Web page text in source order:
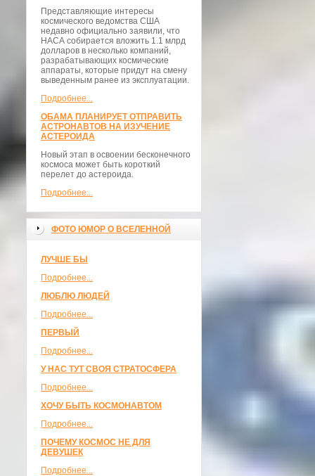
Представляющие интересы
космического ведомства США
недавно официально заявили, что
НАСА собирается вложить 1.1 млрд
долларов в несколько компаний,
разрабатывающих космические
аппараты, которые придут на смену
выведенным ранее из эксплуатации.
Подробнее...
ОБАМА ПЛАНИРУЕТ ОТПРАВИТЬ
АСТРОНАВТОВ НА ИЗУЧЕНИЕ
АСТЕРОИДА
Новый этап в освоении бесконечного
космоса может быть короткий
перелет до астероида.
Подробнее...
ФОТО ЮМОР О ВСЕЛЕННОЙ
ЛУЧШЕ БЫ
Подробнее...
ЛЮБЛЮ ЛЮДЕЙ
Подробнее...
ПЕРВЫЙ
Подробнее...
У НАС ТУТ СВОЯ СТРАТОСФЕРА
Подробнее...
ХОЧУ БЫТЬ КОСМОНАВТОМ
Подробнее...
ПОЧЕМУ КОСМОС НЕ ДЛЯ
ДЕВУШЕК
Подробнее...